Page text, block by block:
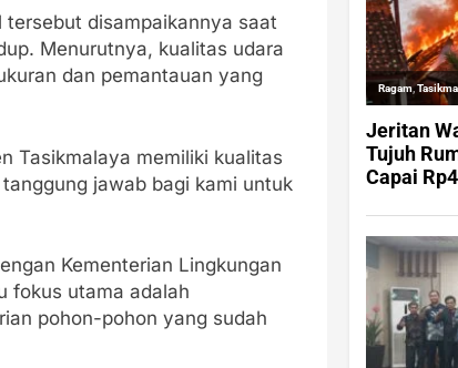
tersebut disampaikannya saat
Menurutnya, kualitas udara
dan pemantauan yang
Tasikmalaya memiliki kualitas
jawab bagi kami untuk
Kementerian Lingkungan
fokus utama adalah
pohon-pohon yang sudah